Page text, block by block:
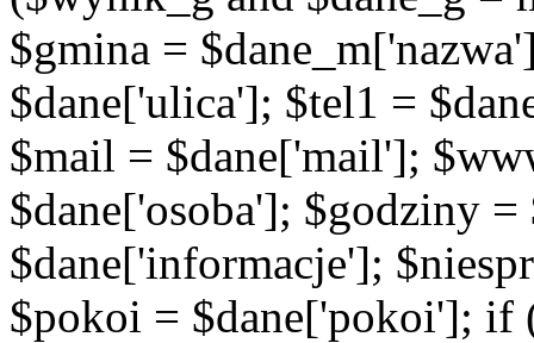
$gmina =
$dane['ulica']; $tel1 =
$mail = $dane['mail'];
$dane['osoba']; $godziny
$dane['informacje'];
$pokoi = $dane['pokoi']; if